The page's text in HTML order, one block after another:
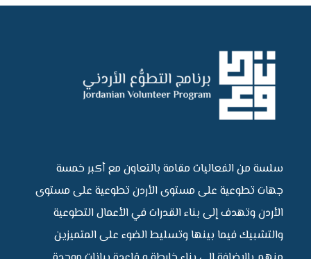
سلسة من الفعاليات مقامة بالتعاون مع أكبر خمسة
جهات تطوعية على مستوى الأردن تطوعية على مستوى
الأردن وتهدف إلى بناء القدرات في الأعمال التطوعية
والتشبيك فيما بينها وتسليط الضوء على المتميزين